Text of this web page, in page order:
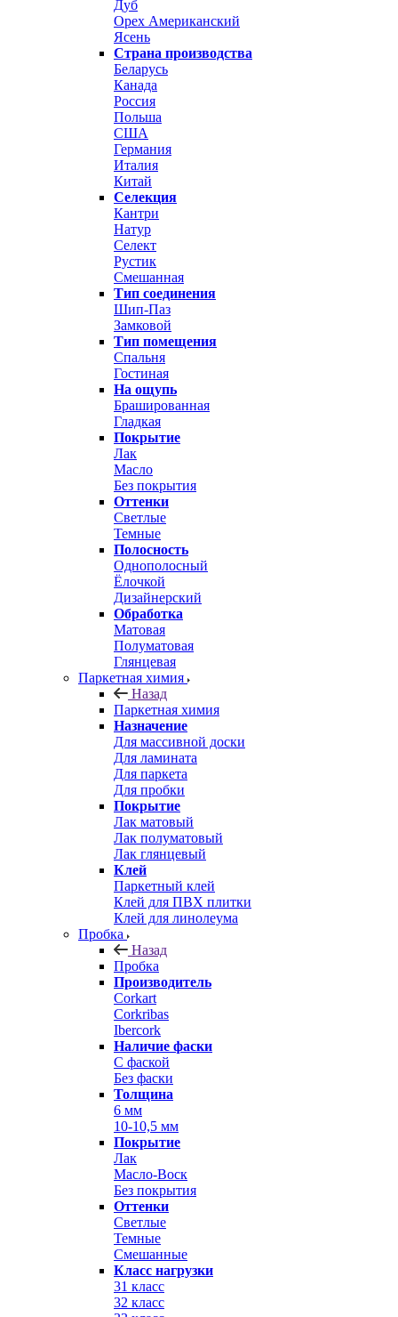
Дуб
Орех Американский
Ясень
Страна производства
Беларусь
Канада
Россия
Польша
США
Германия
Италия
Китай
Селекция
Кантри
Натур
Селект
Рустик
Смешанная
Тип соединения
Шип-Паз
Замковой
Тип помещения
Спальня
Гостиная
На ощупь
Брашированная
Гладкая
Покрытие
Лак
Масло
Без покрытия
Оттенки
Светлые
Темные
Полосность
Однополосный
Ёлочкой
Дизайнерский
Обработка
Матовая
Полуматовая
Глянцевая
Паркетная химия
Назад
Паркетная химия
Назначение
Для массивной доски
Для ламината
Для паркета
Для пробки
Покрытие
Лак матовый
Лак полуматовый
Лак глянцевый
Клей
Паркетный клей
Клей для ПВХ плитки
Клей для линолеума
Пробка
Назад
Пробка
Производитель
Corkart
Corkribas
Ibercork
Наличие фаски
С фаской
Без фаски
Толщина
6 мм
10-10,5 мм
Покрытие
Лак
Масло-Воск
Без покрытия
Оттенки
Светлые
Темные
Смешанные
Класс нагрузки
31 класс
32 класс